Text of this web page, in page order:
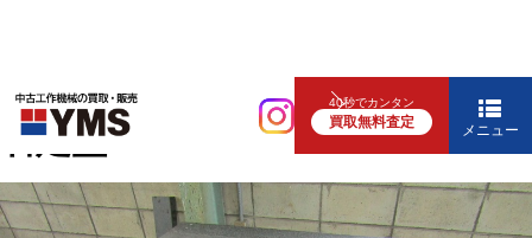
40秒でカンタン
買取無料査定 メニュー
補要工具・機械周辺機器
石定盤